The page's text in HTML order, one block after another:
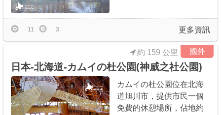
更多資訊
11 3
國外
約 159 公里
日本-北海道-カムイの杜公園(神威之社公園)
カムイの杜公園位在北海
道旭川市，提供市民一個
免費的休憩場所，佔地約